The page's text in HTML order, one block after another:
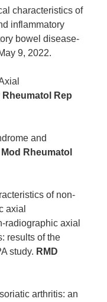
characteristics of
inflammatory
bowel disease-
9, 2022.
Rheumatol Rep
and
Mod Rheumatol
of non-
axial
radiographic axial
results of the
study. RMD
arthritis: an